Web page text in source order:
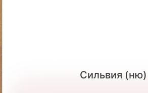
Сильвия (ню)